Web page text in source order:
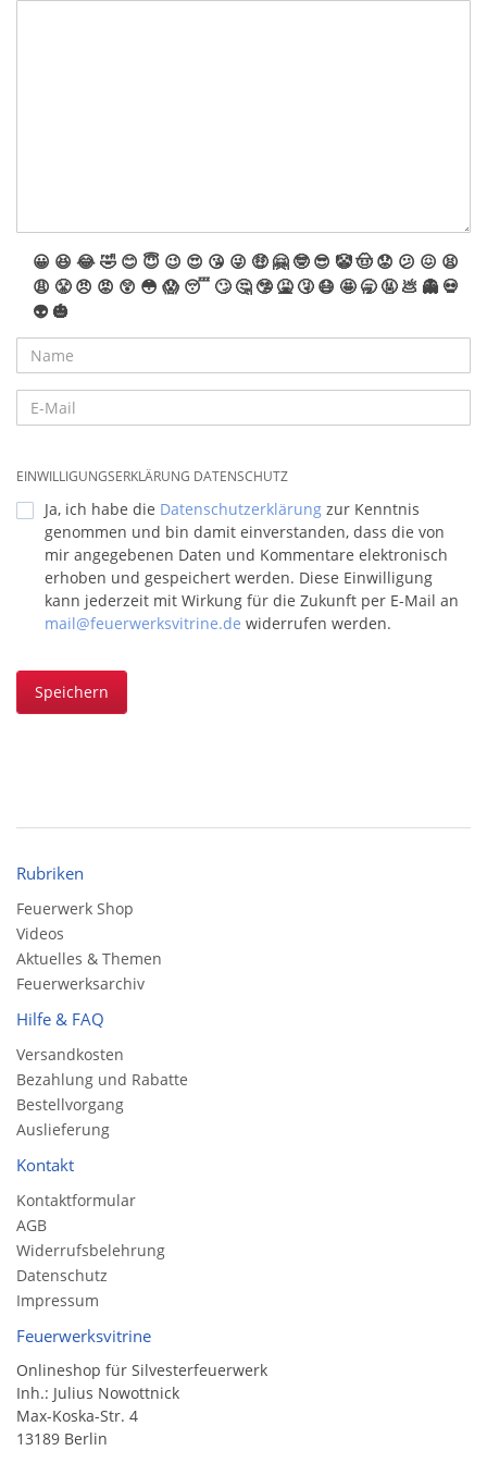
😀 😆 😂🤣 😊 😇 😉 😍 😘 😜 🤑 🤗 🤓 😎 🤡🤠 😟 😕 😖 😫
😩 😤 😠 😡 😲 😳 😱 😴 🙄 🤔 🤥 🤮 🤧 😷 🤩 🥱 🤬 💩 👻 💀
👽 🎃
EINWILLIGUNGSERKLÄRUNG DATENSCHUTZ
Ja, ich habe die Datenschutzerklärung zur Kenntnis
genommen und bin damit einverstanden, dass die von
mir angegebenen Daten und Kommentare elektronisch
erhoben und gespeichert werden. Diese Einwilligung
kann jederzeit mit Wirkung für die Zukunft per E-Mail an
mail@feuerwerksvitrine.de widerrufen werden.
Speichern
Rubriken
Feuerwerk Shop
Videos
Aktuelles & Themen
Feuerwerksarchiv
Hilfe & FAQ
Versandkosten
Bezahlung und Rabatte
Bestellvorgang
Auslieferung
Kontakt
Kontaktformular
AGB
Widerrufsbelehrung
Datenschutz
Impressum
Feuerwerksvitrine
Onlineshop für Silvesterfeuerwerk
Inh.: Julius Nowottnick
Max-Koska-Str. 4
13189 Berlin